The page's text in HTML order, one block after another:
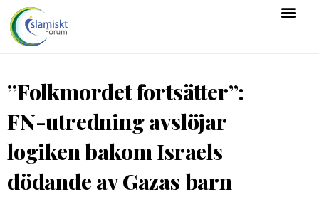
”Folkmordet fortsätter”:
FN-utredning avslöjar
logiken bakom Israels
dödande av Gazas barn